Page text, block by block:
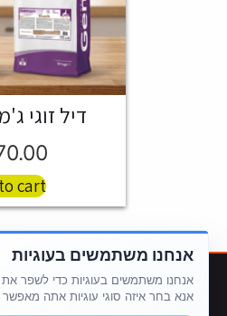
דיל זוגי
cart
חנות מבצעים תקנון האתר
אנחנו משתמשים בעוגיות
אנחנו משתמשים בעוגיות כדי לשפר
אנא בחר איזה סוגי עוגיות אתה